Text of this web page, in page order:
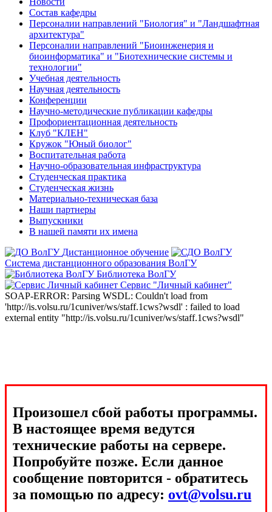
Состав кафедры
Персоналии направлений "Биология" и "Ландшафтная
архитектура"
Персоналии направлений "Биоинженерия и
биоинформатика" и "Биотехнические системы и
технологии"
Учебная деятельность
Научная деятельность
Конференции
Научно-методические публикации кафедры
Профориентационная деятельность
Клуб "КЛЕН"
Кружок "Юный биолог"
Воспитательная работа
Научно-образовательная инфраструктура
Студенческая практика
Студенческая жизнь
Материально-техническая база
Наши партнеры
Выпускники
В нашей памяти их имена
Дистанционное обучение
Система дистанционного образования ВолГУ
Библиотека ВолГУ
Сервис "Личный кабинет"
SOAP-ERROR: Parsing WSDL: Couldn't load from
'http://is.volsu.ru/1cuniver/ws/staff.1cws?wsdl' : failed to load
external entity "http://is.volsu.ru/1cuniver/ws/staff.1cws?wsdl"
Произошел сбой работы программы.
В настоящее время ведутся
технические работы на сервере.
Попробуйте позже. Если данное
сообщение повторится - обратитесь
за помощью по адресу: ovt@volsu.ru